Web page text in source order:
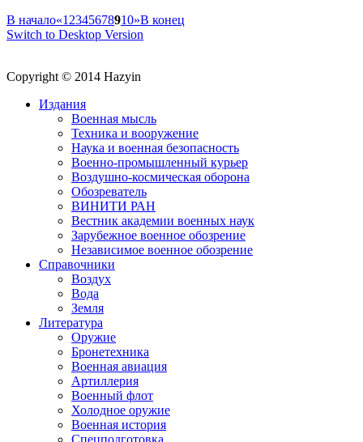
В начало«1 2345678910»В конец
Switch to Desktop Version
Copyright © 2014 Hazyin
Издания
Военная мысль
Техника и вооружение
Наука и военная безопасность
Военно-промышленный курьер
Воздушно-космическая оборона
Обозреватель
ВИНИТИ РАН
Вестник академии военных наук
Зарубежное военное обозрение
Независимое военное обозрение
Справочники
Воздух
Вода
Земля
Литература
Оружие
Бронетехника
Военная авиация
Артиллерия
Военный флот
Холодное оружие
Военная история
Спецподготовка